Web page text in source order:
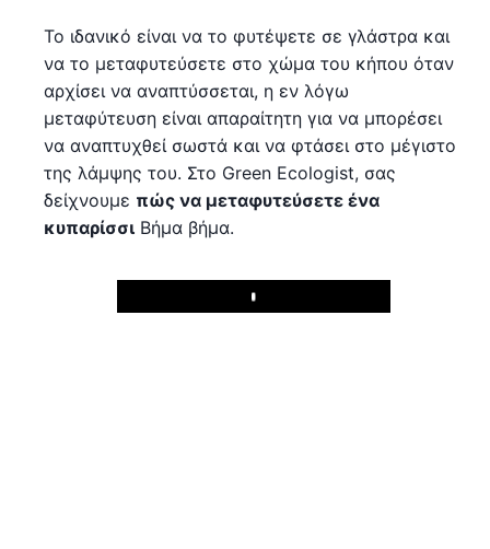
Το ιδανικό είναι να το φυτέψετε σε γλάστρα και
να το μεταφυτεύσετε στο χώμα του κήπου όταν
αρχίσει να αναπτύσσεται, η εν λόγω
μεταφύτευση είναι απαραίτητη για να μπορέσει
να αναπτυχθεί σωστά και να φτάσει στο μέγιστο
της λάμψης του. Στο Green Ecologist, σας
δείχνουμε πώς να μεταφυτεύσετε ένα
κυπαρίσσι Βήμα βήμα.
Play